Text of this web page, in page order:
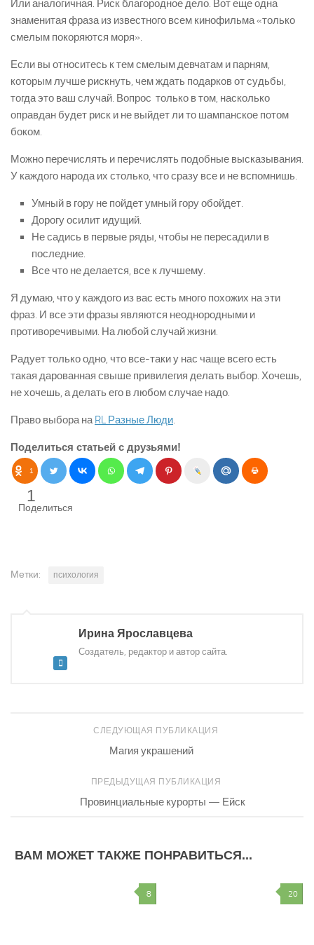
Или аналогичная. Риск благородное дело. Вот еще одна
знаменитая фраза из известного всем кинофильма «только
смелым покоряются моря».
Если вы относитесь к тем смелым девчатам и парням,
которым лучше рискнуть, чем ждать подарков от судьбы,
тогда это ваш случай. Вопрос только в том, насколько
оправдан будет риск и не выйдет ли то шампанское потом
боком.
Можно перечислять и перечислять подобные высказывания.
У каждого народа их столько, что сразу все и не вспомнишь.
Умный в гору не пойдет умный гору обойдет.
Дорогу осилит идущий.
Не садись в первые ряды, чтобы не пересадили в
последние.
Все что не делается, все к лучшему.
Я думаю, что у каждого из вас есть много похожих на эти
фраз. И все эти фразы являются неоднородными и
противоречивыми. На любой случай жизни.
Радует только одно, что все-таки у нас чаще всего есть
такая дарованная свыше привилегия делать выбор. Хочешь,
не хочешь, а делать его в любом случае надо.
Право выбора наRL Разные Люди.
Поделиться статьей с друзьями!
1
1
Поделиться
Метки: психология
Ирина Ярославцева
Создатель, редактор и автор сайта.
СЛЕДУЮЩАЯ ПУБЛИКАЦИЯ
Магия украшений
ПРЕДЫДУЩАЯ ПУБЛИКАЦИЯ
Провинциальные курорты — Ейск
ВАМ МОЖЕТ ТАКЖЕ ПОНРАВИТЬСЯ...
8 20